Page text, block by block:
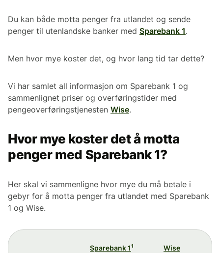
Du kan både motta penger fra utlandet og sende
penger til utenlandske banker med Sparebank 1.
Men hvor mye koster det, og hvor lang tid tar dette?
Vi har samlet all informasjon om Sparebank 1 og
sammenlignet priser og overføringstider med
pengeoverføringstjenesten Wise.
Hvor mye koster det å motta
penger med Sparebank 1?
Her skal vi sammenligne hvor mye du må betale i
gebyr for å motta penger fra utlandet med Sparebank
1 og Wise.
Sparebank 1¹ Wise